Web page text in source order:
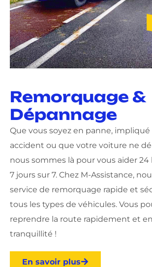
Remorquage &
Dépannage
Que vous soyez en panne, impliqué
accident ou que votre voiture ne
nous sommes là pour vous aider 24
7 jours sur 7. Chez M-Assistance,
service de remorquage rapide et
tous les types de véhicules. Vous
reprendre la route rapidement et
tranquillité !
En savoir plus